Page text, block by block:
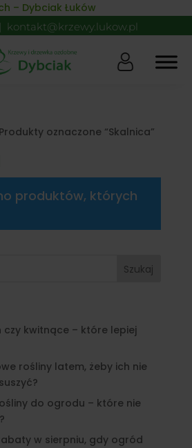
– Dybciak Łuków
| kontakt@krzewy.lukow.pl
oznaczone “Skalnica”
produktów, których
Szukaj
czy kwitnące – które lepiej
rośliny latem, żeby ich nie
do ogrodu – które nie
w sierpniu, gdy ogród